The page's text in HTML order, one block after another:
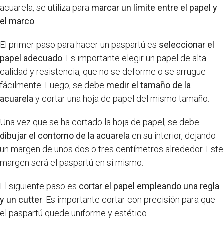
acuarela, se utiliza para marcar un límite entre el papel y
el marco.
El primer paso para hacer un paspartú es seleccionar el
papel adecuado. Es importante elegir un papel de alta
calidad y resistencia, que no se deforme o se arrugue
fácilmente. Luego, se debe medir el tamaño de la
acuarelay cortar una hoja de papel del mismo tamaño.
Una vez que se ha cortado la hoja de papel, se debe
dibujar el contorno de la acuarela en su interior, dejando
un margen de unos dos o tres centímetros alrededor. Este
margen será el paspartú en sí mismo.
El siguiente paso es cortar el papel empleando una regla
y un cutter. Es importante cortar con precisión para que
el paspartú quede uniforme y estético.